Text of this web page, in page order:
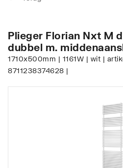
Plieger Florian Nxt M
dubbel m.
1710x500mm | 1161W | wit |
8711238374628 |